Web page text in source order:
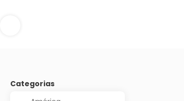
Categorias